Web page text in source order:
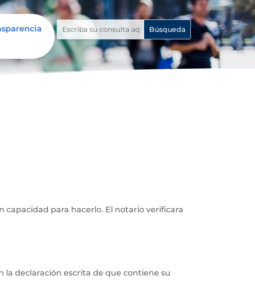
para hacerlo. El notario verificara
declaración escrita de que contiene su